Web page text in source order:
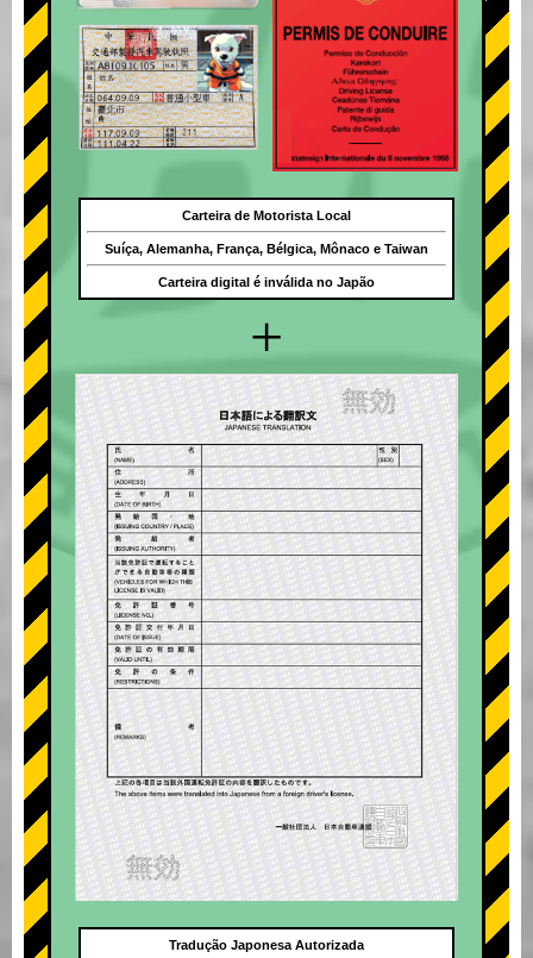
+
Carteira de Motorista Local
Suíça, Alemanha, França, Bélgica, Mônaco e Taiwan
Carteira digital é inválida no Japão
Tradução Japonesa Autorizada